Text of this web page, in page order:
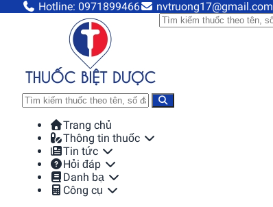
Hotline: 0971899466 nvtruong17@gmail.com
Trang chủ
Thông tin thuốc
Tin tức
Hỏi đáp
Danh bạ
Công cụ